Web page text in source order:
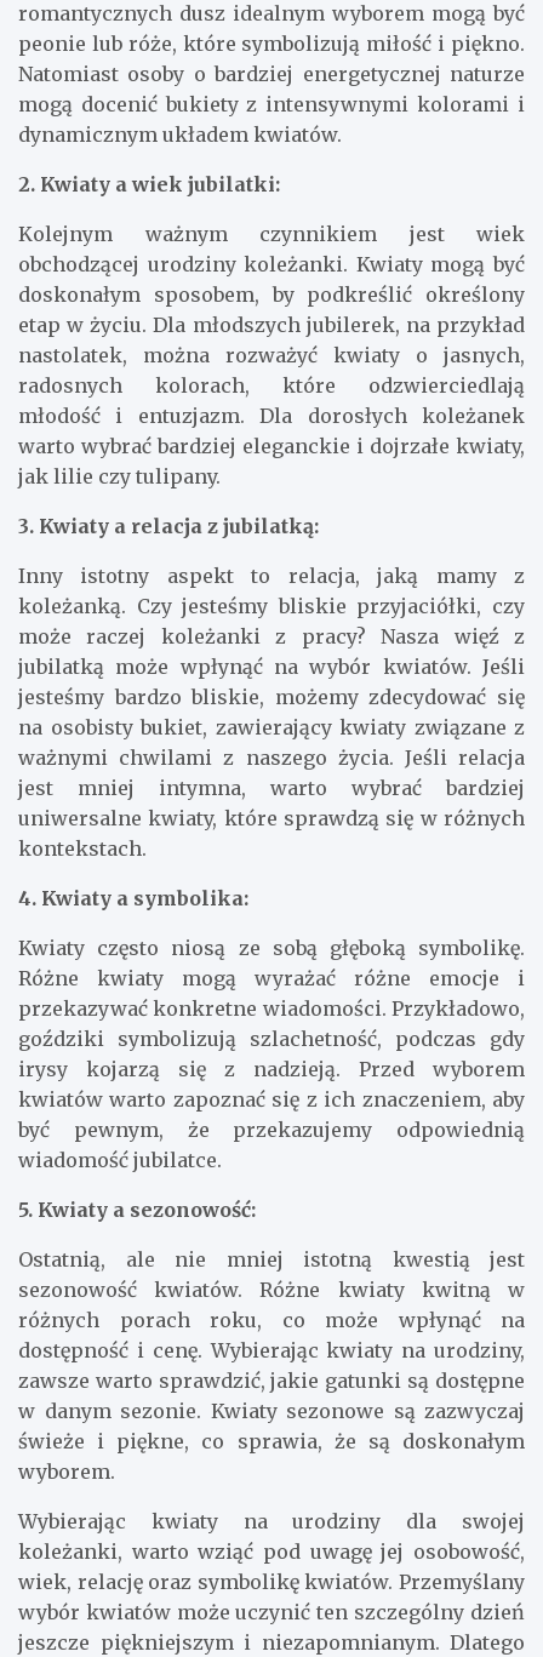
romantycznych dusz idealnym wyborem mogą być
peonie lub róże, które symbolizują miłość i piękno.
Natomiast osoby o bardziej energetycznej naturze
mogą docenić bukiety z intensywnymi kolorami i
dynamicznym układem kwiatów.
2. Kwiaty a wiek jubilatki:
Kolejnym ważnym czynnikiem jest wiek
obchodzącej urodziny koleżanki. Kwiaty mogą być
doskonałym sposobem, by podkreślić określony
etap w życiu. Dla młodszych jubilerek, na przykład
nastolatek, można rozważyć kwiaty o jasnych,
radosnych kolorach, które odzwierciedlają
młodość i entuzjazm. Dla dorosłych koleżanek
warto wybrać bardziej eleganckie i dojrzałe kwiaty,
jak lilie czy tulipany.
3. Kwiaty a relacja z jubilatką:
Inny istotny aspekt to relacja, jaką mamy z
koleżanką. Czy jesteśmy bliskie przyjaciółki, czy
może raczej koleżanki z pracy? Nasza więź z
jubilatką może wpłynąć na wybór kwiatów. Jeśli
jesteśmy bardzo bliskie, możemy zdecydować się
na osobisty bukiet, zawierający kwiaty związane z
ważnymi chwilami z naszego życia. Jeśli relacja
jest mniej intymna, warto wybrać bardziej
uniwersalne kwiaty, które sprawdzą się w różnych
kontekstach.
4. Kwiaty a symbolika:
Kwiaty często niosą ze sobą głęboką symbolikę.
Różne kwiaty mogą wyrażać różne emocje i
przekazywać konkretne wiadomości. Przykładowo,
goździki symbolizują szlachetność, podczas gdy
irysy kojarzą się z nadzieją. Przed wyborem
kwiatów warto zapoznać się z ich znaczeniem, aby
być pewnym, że przekazujemy odpowiednią
wiadomość jubilatce.
5. Kwiaty a sezonowość:
Ostatnią, ale nie mniej istotną kwestią jest
sezonowość kwiatów. Różne kwiaty kwitną w
różnych porach roku, co może wpłynąć na
dostępność i cenę. Wybierając kwiaty na urodziny,
zawsze warto sprawdzić, jakie gatunki są dostępne
w danym sezonie. Kwiaty sezonowe są zazwyczaj
świeże i piękne, co sprawia, że są doskonałym
wyborem.
Wybierając kwiaty na urodziny dla swojej
koleżanki, warto wziąć pod uwagę jej osobowość,
wiek, relację oraz symbolikę kwiatów. Przemyślany
wybór kwiatów może uczynić ten szczególny dzień
jeszcze piękniejszym i niezapomnianym. Dlatego